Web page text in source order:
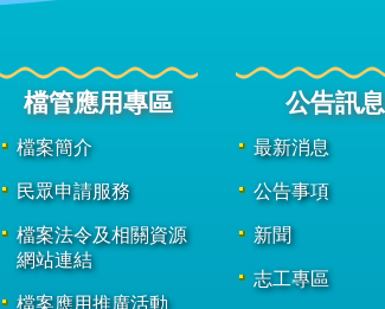
檔管應用專區
檔案簡介
民眾申請服務
檔案法令及相關資源
網站連結
檔案應用推廣活動
公告訊息
最新消息
公告事項
新聞
志工專區